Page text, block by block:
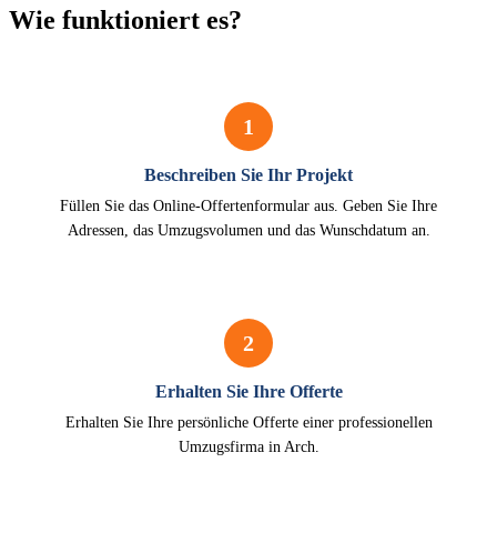
Wie funktioniert es?
1
Beschreiben Sie Ihr Projekt
Füllen Sie das Online-Offertenformular aus. Geben Sie Ihre
Adressen, das Umzugsvolumen und das Wunschdatum an.
2
Erhalten Sie Ihre Offerte
Erhalten Sie Ihre persönliche Offerte einer professionellen
Umzugsfirma in Arch.